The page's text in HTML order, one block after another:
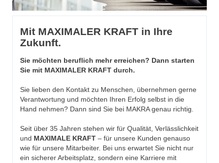
Mit MAXIMALER KRAFT in Ihre
Zukunft.
Sie möchten beruflich mehr erreichen? Dann starten
Sie mit MAXIMALER KRAFT durch.
Sie lieben den Kontakt zu Menschen, übernehmen gerne
Verantwortung und möchten Ihren Erfolg selbst in die
Hand nehmen? Dann sind Sie bei MAKRA genau richtig.
Seit über 35 Jahren stehen wir für Qualität, Verlässlichkeit
und MAXIMALE KRAFT – für unsere Kunden genauso
wie für unsere Mitarbeiter. Bei uns erwartet Sie nicht nur
ein sicherer Arbeitsplatz, sondern eine Karriere mit